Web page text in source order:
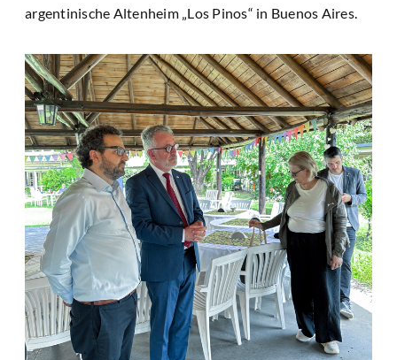
argentinische Altenheim „Los Pinos“ in Buenos Aires.